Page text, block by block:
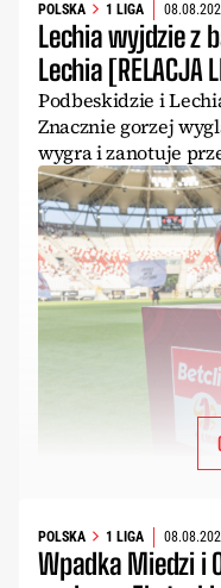
POLSKA 1 LIGA
Lechia wyjdzie z
Lechia [RELACJA
Podbeskidzie i
Znacznie gorzej
wygra i zanotuje
POLSKA 1 LIGA
Wpadka Miedzi i